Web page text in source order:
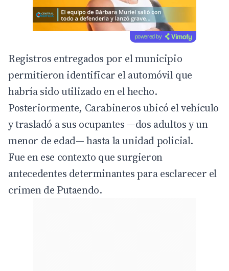
powered by
Registros entregados por el municipio
permitieron identificar el automóvil que
habría sido utilizado en el hecho.
Posteriormente, Carabineros ubicó el vehículo
y trasladó a sus ocupantes —dos adultos y un
menor de edad— hasta la unidad policial.
Fue en ese contexto que surgieron
antecedentes determinantes para esclarecer el
crimen de Putaendo.